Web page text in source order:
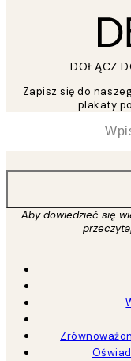
DOŁĄCZ
Zapisz się do
plakaty
Aby dowiedzieć się